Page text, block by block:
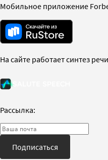
Мобильное приложение
На сайте работает синтез речи
Рассылка:
Подписаться